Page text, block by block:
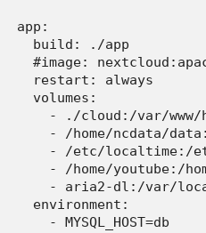
  app:
    build: ./app
#image:
    restart: always
    volumes:
- ./cloud:/var/www/
- /home/ncdata/
- /etc/localtime:/
- /home/youtube:/
- aria2-dl:/var/
    environment:
      - MYSQL_HOST=db